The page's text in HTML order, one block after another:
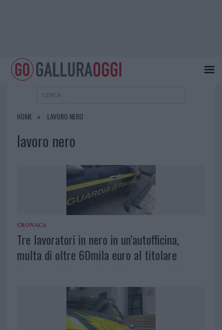
HOME LAVORO NERO
lavoro nero
CRONACA
Tre lavoratori in nero in un’autofficina,
multa di oltre 60mila euro al titolare